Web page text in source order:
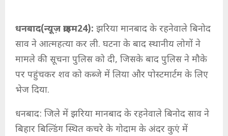
धनबाद(न्यूज़ क्राइम24): झरिया मानबाद के रहनेवाले बिनोद
साव ने आत्महत्या कर ली. घटना के बाद स्थानीय लोगों ने
मामले की सूचना पुलिस को दी, जिसके बाद पुलिस ने मौके
पर पहुंचकर शव को कब्जे में लिया और पोस्टमार्टम के लिए
भेज दिया.
धनबाद: जिले में झरिया मानबाद के रहनेवाले बिनोद साव ने
बिहार बिल्डिंग स्थित कचरे के गोदाम के अंदर कुएं में